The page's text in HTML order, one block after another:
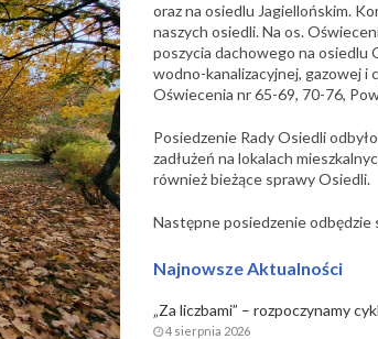
oraz na osiedlu Jagiellońskim.
naszych osiedli. Na os.
poszycia dachowego na
wodno-kanalizacyjnej, gazowej i
Oświecenia nr 65-69, 70-76,
Posiedzenie Rady Osiedli
zadłużeń na lokalach
również bieżące sprawy Osiedli.
Następne posiedzenie odbędzie
Najnowsze Aktualności
„Za liczbami” – rozpoczynamy
4 sierpnia 2026